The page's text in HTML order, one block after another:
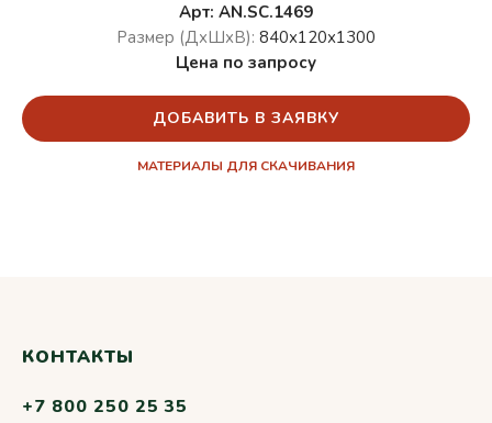
Арт: AN.SC.1469
Размер (ДхШхВ): 840х120х1300
Цена по запросу
ДОБАВИТЬ В ЗАЯВКУ
МАТЕРИАЛЫ ДЛЯ СКАЧИВАНИЯ
КОНТАКТЫ
+7 800 250 25 35